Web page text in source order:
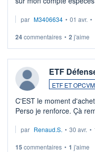
par M3406634 • 01 avr. •
24commentaires • 2 j'aime
ETF
ETF ET OPCVM
C'EST le moment
Perso je renforce. Çà
Investissement long
par Renaud.S. • 30 avr. •
15 commentaires • 1 j'aime